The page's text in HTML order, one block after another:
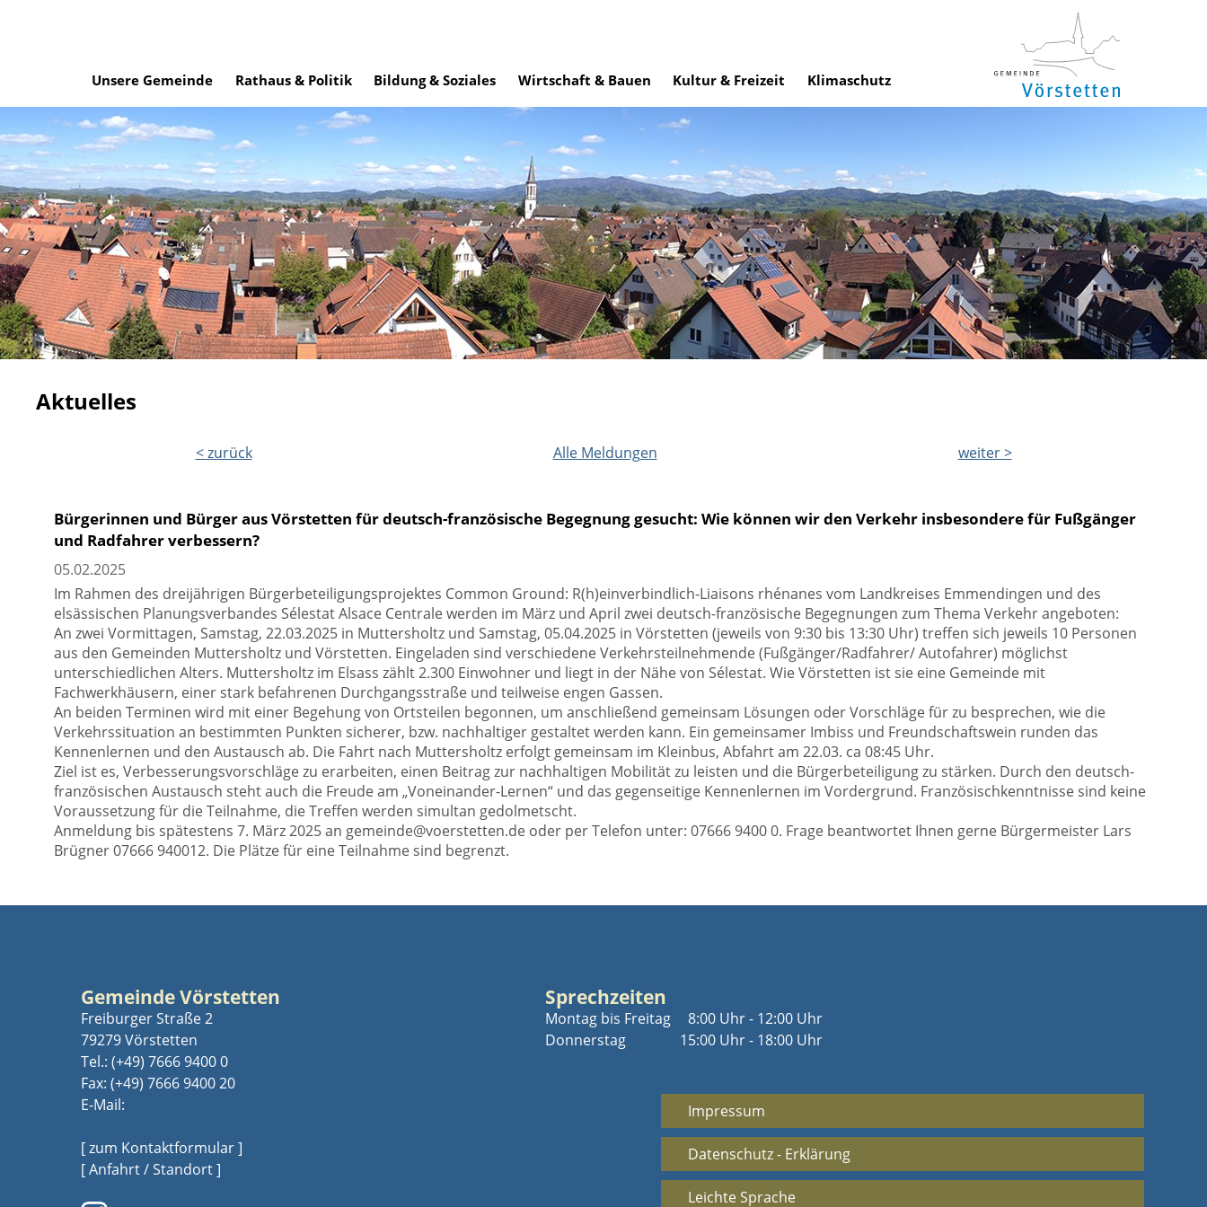
Unsere Gemeinde Rathaus & Politik Bildung & Soziales Wirtschaft & Bauen Kultur & Freizeit Klimaschutz
Aktuelles
< zurück Alle Meldungen weiter >
Bürgerinnen und Bürger aus Vörstetten für deutsch-französische Begegnung gesucht: Wie können wir den Verkehr insbesondere für Fußgänger
und Radfahrer verbessern?
05.02.2025
Im Rahmen des dreijährigen Bürgerbeteiligungsprojektes Common Ground: R(h)einverbindlich-Liaisons rhénanes vom Landkreises Emmendingen und des
elsässischen Planungsverbandes Sélestat Alsace Centrale werden im März und April zwei deutsch-französische Begegnungen zum Thema Verkehr angeboten:
An zwei Vormittagen, Samstag, 22.03.2025 in Muttersholtz und Samstag, 05.04.2025 in Vörstetten (jeweils von 9:30 bis 13:30 Uhr) treffen sich jeweils 10 Personen
aus den Gemeinden Muttersholtz und Vörstetten. Eingeladen sind verschiedene Verkehrsteilnehmende (Fußgänger/Radfahrer/ Autofahrer) möglichst
unterschiedlichen Alters. Muttersholtz im Elsass zählt 2.300 Einwohner und liegt in der Nähe von Sélestat. Wie Vörstetten ist sie eine Gemeinde mit
Fachwerkhäusern, einer stark befahrenen Durchgangsstraße und teilweise engen Gassen.
An beiden Terminen wird mit einer Begehung von Ortsteilen begonnen, um anschließend gemeinsam Lösungen oder Vorschläge für zu besprechen, wie die
Verkehrssituation an bestimmten Punkten sicherer, bzw. nachhaltiger gestaltet werden kann. Ein gemeinsamer Imbiss und Freundschaftswein runden das
Kennenlernen und den Austausch ab. Die Fahrt nach Muttersholtz erfolgt gemeinsam im Kleinbus, Abfahrt am 22.03. ca 08:45 Uhr.
Ziel ist es, Verbesserungsvorschläge zu erarbeiten, einen Beitrag zur nachhaltigen Mobilität zu leisten und die Bürgerbeteiligung zu stärken. Durch den deutsch-
französischen Austausch steht auch die Freude am „Voneinander-Lernen“ und das gegenseitige Kennenlernen im Vordergrund. Französischkenntnisse sind keine
Voraussetzung für die Teilnahme, die Treffen werden simultan gedolmetscht.
Anmeldung bis spätestens 7. März 2025 an gemeinde@voerstetten.de oder per Telefon unter: 07666 9400 0. Frage beantwortet Ihnen gerne Bürgermeister Lars
Brügner 07666 940012. Die Plätze für eine Teilnahme sind begrenzt.
Gemeinde Vörstetten
Freiburger Straße 2
79279 Vörstetten
Tel.: (+49) 7666 9400 0
Fax: (+49) 7666 9400 20
E-Mail:
[ zum Kontaktformular ]
[ Anfahrt / Standort ]
Sprechzeiten
Montag bis Freitag
Donnerstag
8:00 Uhr - 12:00 Uhr
15:00 Uhr - 18:00 Uhr
Impressum
Datenschutz - Erklärung
Leichte Sprache